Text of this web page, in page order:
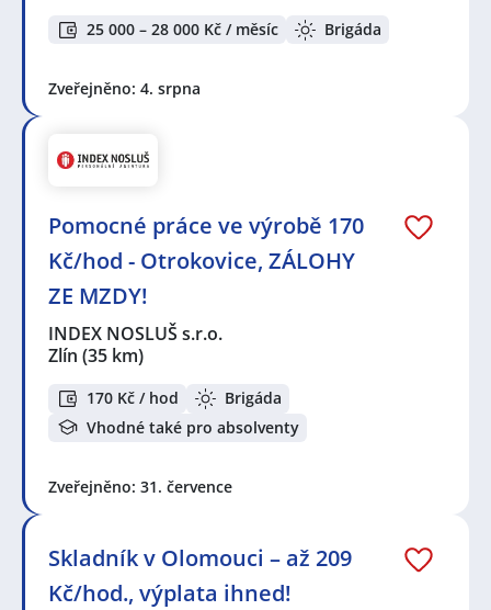
25 000 – 28 000 Kč / měsíc Brigáda
Zveřejněno: 4. srpna
Pomocné práce ve výrobě 170
Kč/hod - Otrokovice, ZÁLOHY
ZE MZDY!
INDEX NOSLUŠ s.r.o.
Zlín (35 km)
170 Kč / hod
Brigáda
Vhodné také pro absolventy
Zveřejněno: 31. července
Skladník v Olomouci – až 209
Kč/hod., výplata ihned!